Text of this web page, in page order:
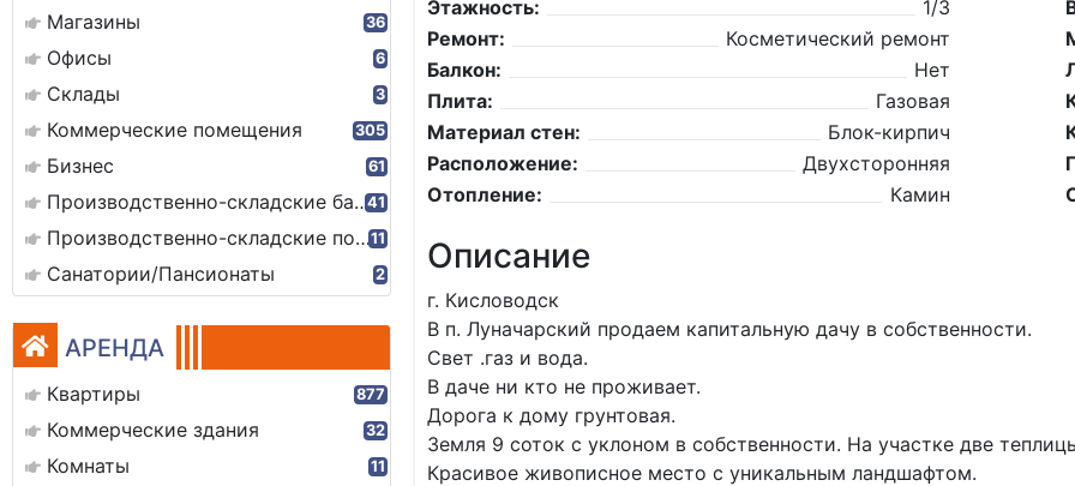
Магазины 36
Офисы 6
Склады 3
Коммерческие помещения 305
Бизнес 61
Производственно-складские базы41
Производственно-складские помещения11
Санатории/Пансионаты 2
АРЕНДА
Квартиры 877
Коммерческие здания 32
Комнаты 11
Этажность:
1/3
Ремонт:
Косметический ремонт
Балкон:
Нет
Плита:
Газовая
Материал стен:
Блок-кирпич
Расположение:
Двухсторонняя
Отопление:
Камин
Описание
г. Кисловодск
В п. Луначарский продаем капитальную дачу в собственности.
Свет .газ и вода.
В даче ни кто не проживает.
Дорога к дому грунтовая.
Земля 9 соток с уклоном в собственности. На участке две
Красивое живописное место с уникальным ландшафтом.